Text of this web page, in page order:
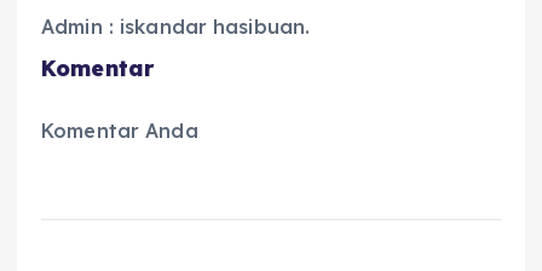
Admin : iskandar hasibuan.
Komentar
Komentar Anda